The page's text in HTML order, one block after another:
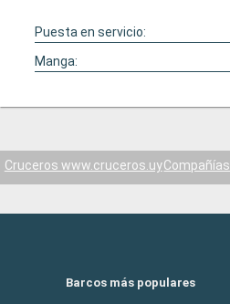
Puesta en servicio:
Manga:
Cruceros www.cruceros.uyCompañías
Barcos más populares